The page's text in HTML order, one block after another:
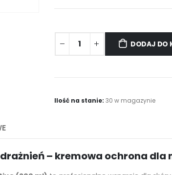
DODAJ DO
Ilość na stanie: 30 w magazynie
– kremowa ochrona